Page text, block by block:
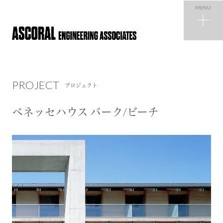
NEWS ニュース
COMPANY 会社概要
RECRUIT 採用情報
CONTACT お問い合わせ
MENU
PROJECT プロジェクト
ベネッセハウス パーク/ビーチ